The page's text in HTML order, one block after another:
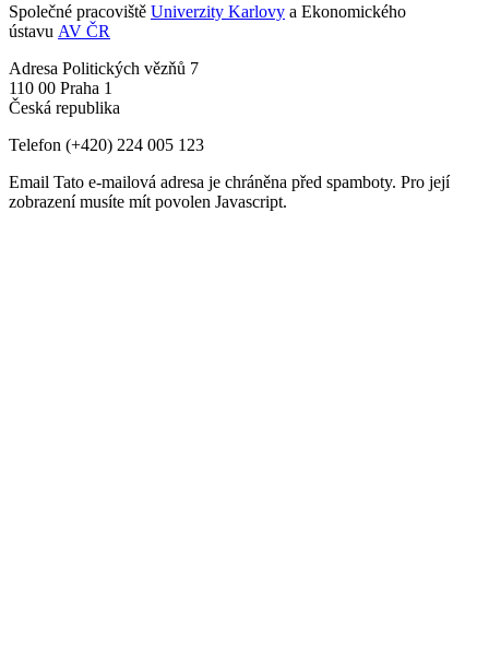
Společné pracoviště Univerzity Karlovy a Ekonomického
ústavu AV ČR
Adresa Politických vězňů 7
110 00 Praha 1
Česká republika
Telefon (+420) 224 005 123
Email Tato e-mailová adresa je chráněna před spamboty. Pro její
zobrazení musíte mít povolen Javascript.